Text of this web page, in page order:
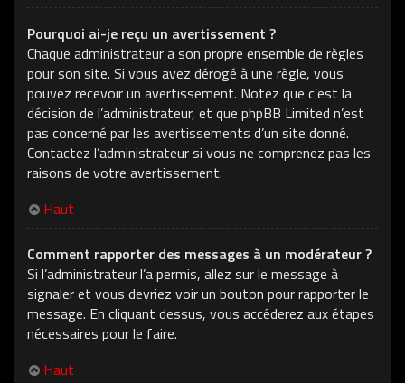
Pourquoi ai-je reçu un avertissement ?
Chaque administrateur a son propre ensemble de règles
pour son site. Si vous avez dérogé à une règle, vous
pouvez recevoir un avertissement. Notez que c’est la
décision de l’administrateur, et que phpBB Limited n’est
pas concerné par les avertissements d’un site donné.
Contactez l’administrateur si vous ne comprenez pas les
raisons de votre avertissement.
Haut
Comment rapporter des messages à un modérateur ?
Si l’administrateur l’a permis, allez sur le message à
signaler et vous devriez voir un bouton pour rapporter le
message. En cliquant dessus, vous accéderez aux étapes
nécessaires pour le faire.
Haut